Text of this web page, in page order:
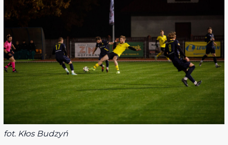
fot. Kłos Budzyń